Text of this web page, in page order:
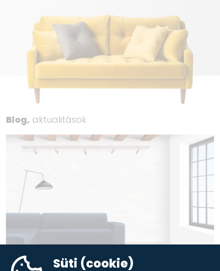
Blog, aktualitások
Süti (cookie)